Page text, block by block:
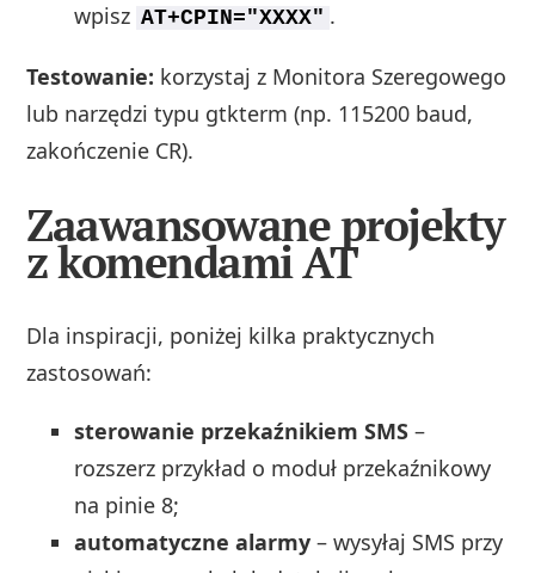
wpisz AT+CPIN="XXXX" .
Testowanie: korzystaj z Monitora Szeregowego
lub narzędzi typu gtkterm (np. 115200 baud,
zakończenie CR).
Zaawansowane projekty
z komendami AT
Dla inspiracji, poniżej kilka praktycznych
zastosowań:
sterowanie przekaźnikiem SMS –
rozszerz przykład o moduł przekaźnikowy
na pinie 8;
automatyczne alarmy – wysyłaj SMS przy